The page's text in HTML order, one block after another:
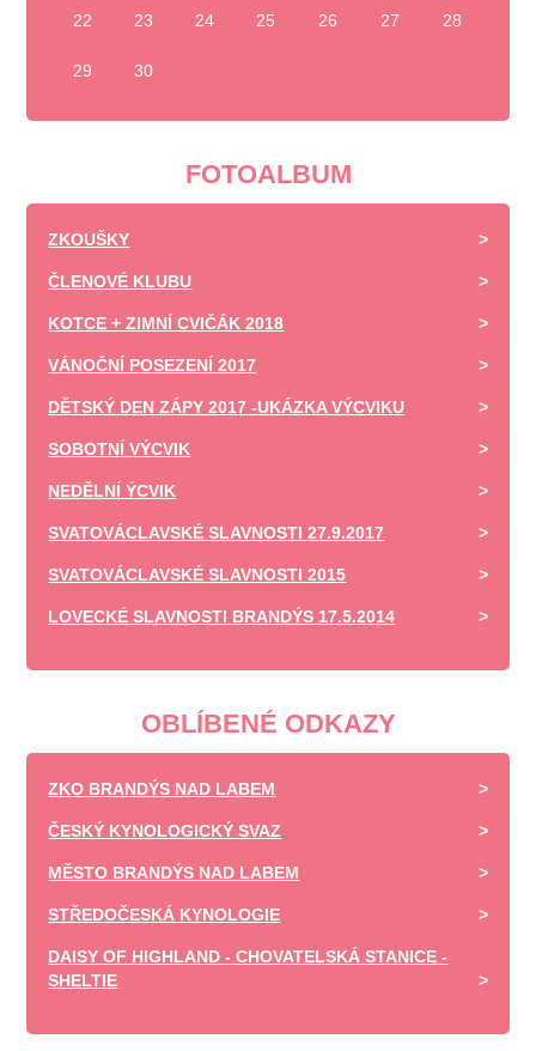
22 23 24 25 26 27 28
29 30
FOTOALBUM
ZKOUŠKY
ČLENOVÉ KLUBU
KOTCE + ZIMNÍ CVIČÁK 2018
VÁNOČNÍ POSEZENÍ 2017
DĚTSKÝ DEN ZÁPY 2017 -UKÁZKA VÝCVIKU
SOBOTNÍ VÝCVIK
NEDĚLNÍ ÝCVIK
SVATOVÁCLAVSKÉ SLAVNOSTI 27.9.2017
SVATOVÁCLAVSKÉ SLAVNOSTI 2015
LOVECKÉ SLAVNOSTI BRANDÝS 17.5.2014
OBLÍBENÉ ODKAZY
ZKO BRANDÝS NAD LABEM
ČESKÝ KYNOLOGICKÝ SVAZ
MĚSTO BRANDÝS NAD LABEM
STŘEDOČESKÁ KYNOLOGIE
DAISY OF HIGHLAND - CHOVATELSKÁ STANICE -
SHELTIE